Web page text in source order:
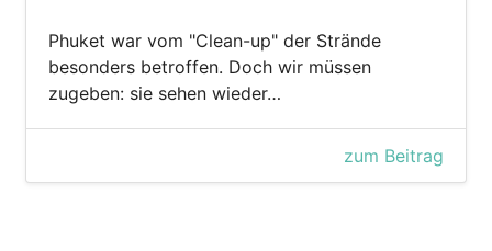
Phuket war vom "Clean-up" der Strände
besonders betroffen. Doch wir müssen
zugeben: sie sehen wieder…
zum Beitrag